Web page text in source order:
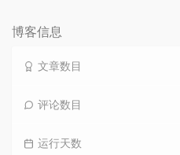
博客信息
文章数目
评论数目
运行天数